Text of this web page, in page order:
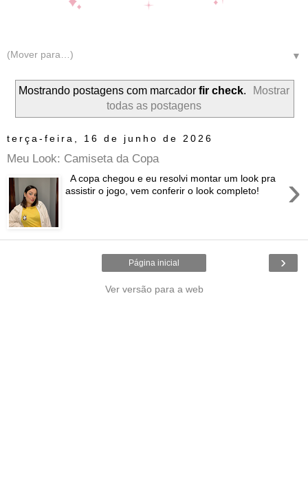
▼
Mostrando postagens com marcador fir check.
Mostrar
todas as postagens
terça-feira, 16 de junho de 2026
Meu Look: Camiseta da Copa
›
A copa chegou e eu resolvi montar um look pra
assistir o jogo, vem conferir o look completo!
›
Página inicial
Ver versão para a web